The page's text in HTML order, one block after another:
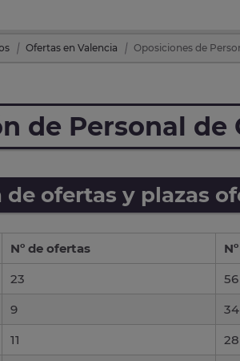
Ofertas en Valencia Oposiciones de
de Personal de
de ofertas y plazas
Nº de ofertas
23
56
9
34
11
28